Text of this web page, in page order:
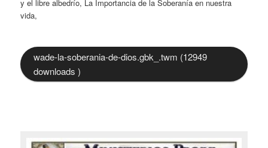
y el libre albedrío, La Importancia de la Soberanía en nuestra
vida,
wade-la-soberania-de-dios.gbk_.twm (12949
downloads )